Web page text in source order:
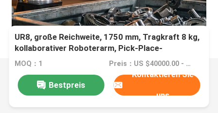
UR8, große Reichweite, 1750 mm, Tragkraft 8 kg,
kollaborativer Roboterarm, Pick-Place-
Montageautomatisierung, Cobot-Roboter
MOQ：1 Preis：US $40000.00 - 50000.00/ Set
Bestpreis
Kontaktieren Sie
uns